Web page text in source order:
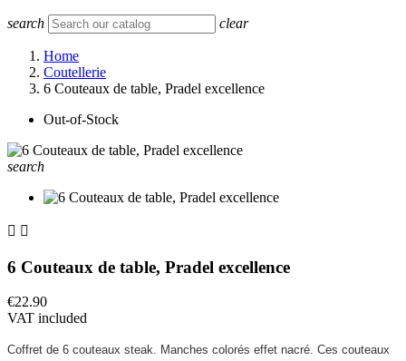
search clear
Home
Coutellerie
6 Couteaux de table, Pradel excellence
Out-of-Stock
search
 
6 Couteaux de table, Pradel excellence
€22.90
VAT included
Coffret de 6 couteaux steak. Manches colorés effet nacré. Ces couteaux